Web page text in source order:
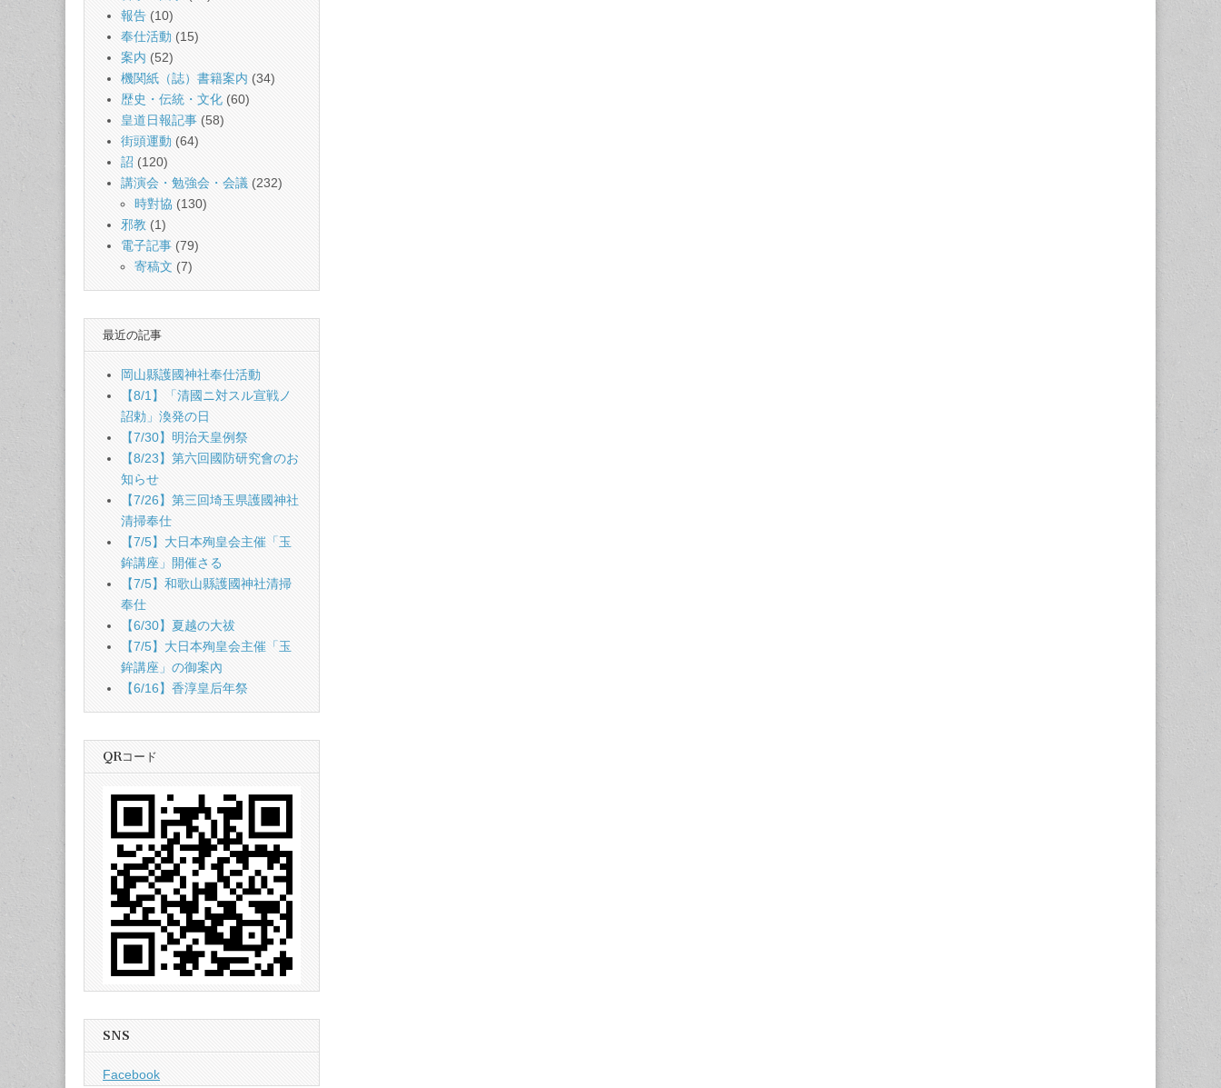
報告 (10)
奉仕活動 (15)
案内 (52)
機関紙（誌）書籍案内 (34)
歴史・伝統・文化 (60)
皇道日報記事 (58)
街頭運動 (64)
詔 (120)
講演会・勉強会・会議 (232)
時對協 (130)
邪教 (1)
電子記事 (79)
寄稿文 (7)
最近の記事
岡山縣護國神社奉仕活動
【8/1】「清國ニ対スル宣戦ノ
詔勅」渙発の日
【7/30】明治天皇例祭
【8/23】第六回國防研究會のお
知らせ
【7/26】第三回埼玉県護國神社
清掃奉仕
【7/5】大日本殉皇会主催「玉
鉾講座」開催さる
【7/5】和歌山縣護國神社清掃
奉仕
【6/30】夏越の大祓
【7/5】大日本殉皇会主催「玉
鉾講座」の御案內
【6/16】香淳皇后年祭
QRコード
SNS
Facebook